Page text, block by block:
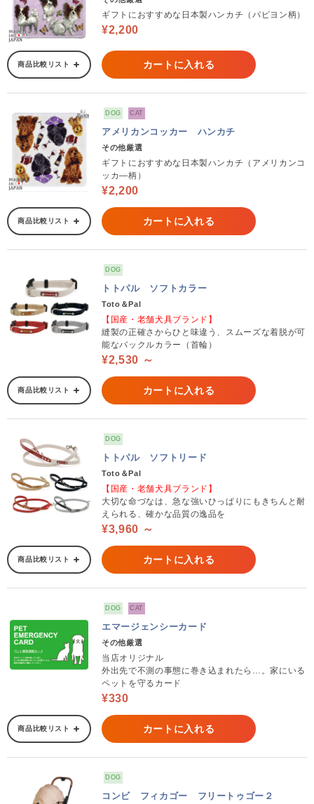
ギフトにおすすめな日本製ハンカチ（パピヨン柄）
¥2,200
商品比較リスト カートに入れる
DOG CAT
アメリカンコッカー ハンカチ
その他厳選
ギフトにおすすめな日本製ハンカチ（アメリカンコ
ッカ―柄）
¥2,200
商品比較リスト カートに入れる
DOG
トトパル ソフトカラー
Toto＆Pal
【国産・老舗犬具ブランド】
縫製の正確さからひと味違う、スムーズな着脱が可
能なバックルカラー（首輪）
¥2,530 ～
商品比較リスト カートに入れる
DOG
トトパル ソフトリード
Toto＆Pal
【国産・老舗犬具ブランド】
大切な命づなは、急な強いひっぱりにもきちんと耐
えられる、確かな品質の逸品を
¥3,960 ～
商品比較リスト カートに入れる
DOG CAT
エマージェンシーカード
その他厳選
当店オリジナル
外出先で不測の事態に巻き込まれたら…。家にいる
ペットを守るカード
¥330
商品比較リスト カートに入れる
DOG
コンビ フィカゴー フリートゥゴー２